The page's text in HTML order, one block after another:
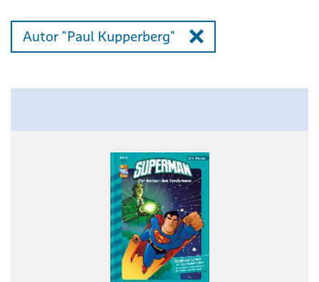
Autor "Paul Kupperberg"